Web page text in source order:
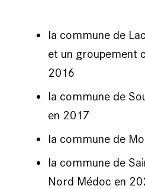
la commune de
et un groupement
2016
la commune de
en 2017
la commune de
la commune de
Nord Médoc en